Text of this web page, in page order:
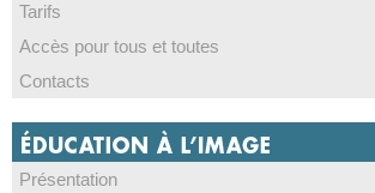
Tarifs
Accès pour tous et toutes
Contacts
Présentation